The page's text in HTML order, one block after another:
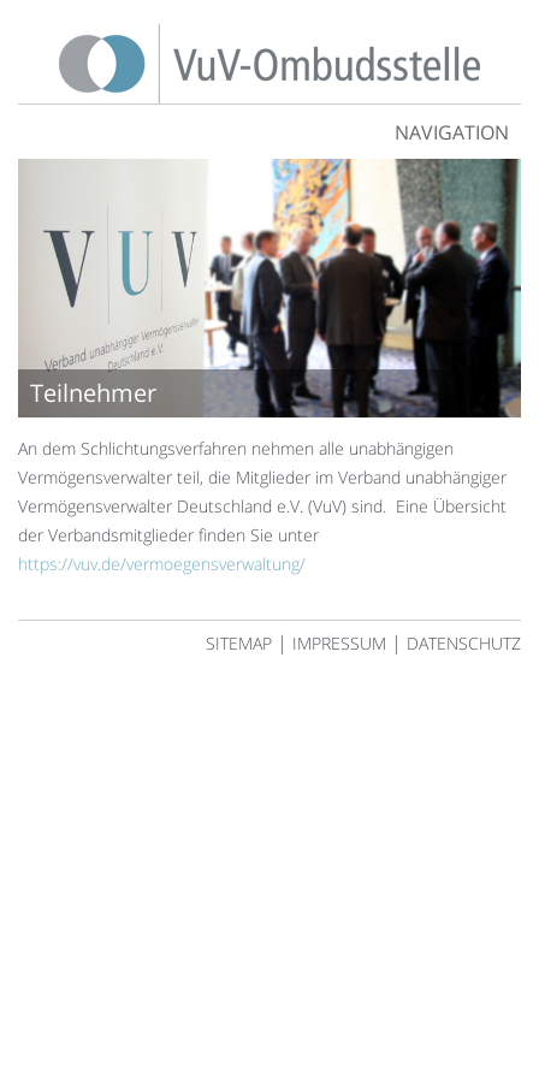
NAVIGATION
Teilnehmer
An dem Schlichtungsverfahren nehmen alle unabhängigen
Vermögensverwalter teil, die Mitglieder im Verband unabhängiger
Vermögensverwalter Deutschland e.V. (VuV) sind. Eine Übersicht
der Verbandsmitglieder finden Sie unter
https://vuv.de/vermoegensverwaltung/
SITEMAP | IMPRESSUM | DATENSCHUTZ